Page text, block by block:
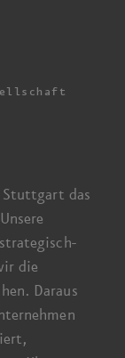
das
die
Daraus